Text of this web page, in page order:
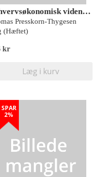
Erhvervsøkonomisk videnskabsteori
Presskorn-Thygesen
(Hæftet)
kr
Læg i kurv
SPAR
2%